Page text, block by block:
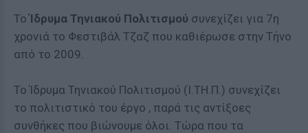
ΤοΊδρυμα Τηνιακού Πολιτισμού συνεχίζει για 7η
χρονιά το Φεστιβάλ Τζαζ που καθιέρωσε στην Τήνο
από το 2009.
Το Ίδρυμα Τηνιακού Πολιτισμού (Ι.ΤΗ.Π.) συνεχίζει
το πολιτιστικό του έργο , παρά τις αντίξοες
συνθήκες που βιώνουμε όλοι. Τώρα που τα